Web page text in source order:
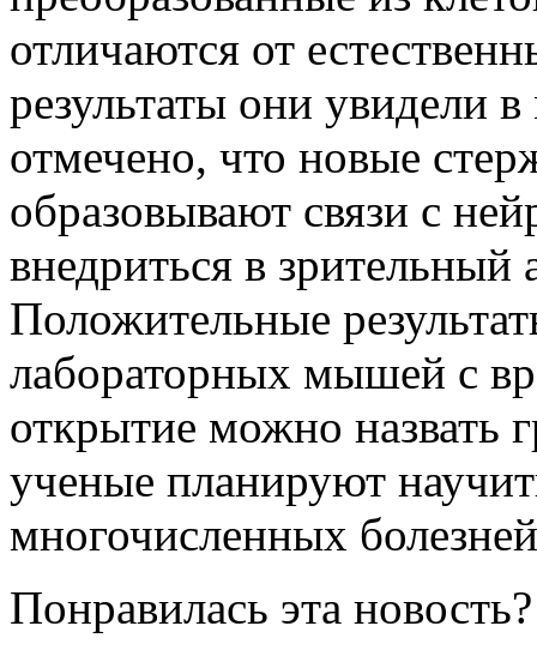
отличаются от
результаты они увидели
отмечено, что новые
образовывают связи с
внедриться в
Положительные
лабораторных мышей с
открытие можно
ученые планируют
многочисленных
Понравилась эта